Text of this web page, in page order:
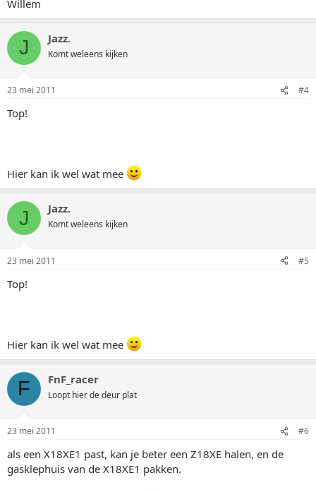
Willem
J Jazz.
Komt weleens kijken
23 mei 2011 #4
Top!
Hier kan ik wel wat mee
J Jazz.
Komt weleens kijken
23 mei 2011 #5
Top!
Hier kan ik wel wat mee
F FnF_racer
Loopt hier de deur plat
23 mei 2011 #6
als een X18XE1 past, kan je beter een Z18XE halen, en de
gasklephuis van de X18XE1 pakken.